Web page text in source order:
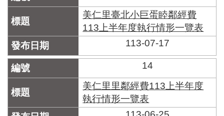
美仁里臺北小巨蛋睦鄰經費
113上半年度執行情形一覽表
113-07-17
14
美仁里里鄰經費113上半年度
執行情形一覽表